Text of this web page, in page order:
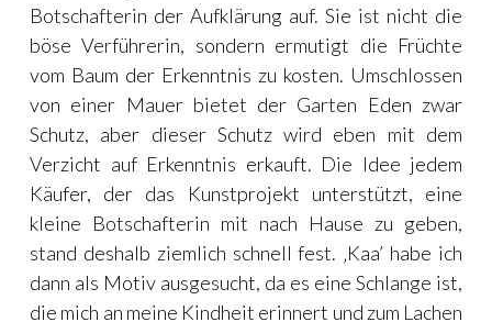
Botschafterin der Aufklärung auf. Sie ist nicht die
böse Verführerin, sondern ermutigt die Früchte
vom Baum der Erkenntnis zu kosten. Umschlossen
von einer Mauer bietet der Garten Eden zwar
Schutz, aber dieser Schutz wird eben mit dem
Verzicht auf Erkenntnis erkauft. Die Idee jedem
Käufer, der das Kunstprojekt unterstützt, eine
kleine Botschafterin mit nach Hause zu geben,
stand deshalb ziemlich schnell fest. ‚Kaa’ habe ich
dann als Motiv ausgesucht, da es eine Schlange ist,
die mich an meine Kindheit erinnert und zum Lachen